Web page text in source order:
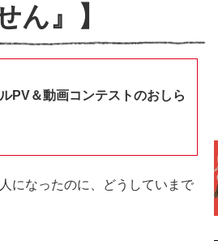
ん』】
PV＆動画コンテストのおしら
になったのに、どうしていまで